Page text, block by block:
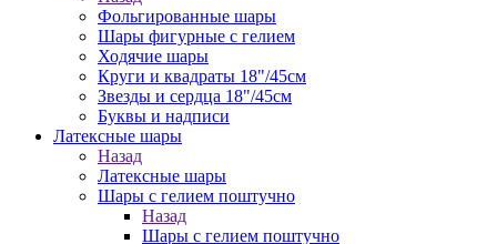
Фольгированные шары
Шары фигурные с гелием
Ходячие шары
Круги и квадраты 18"/45см
Звезды и сердца 18"/45см
Буквы и надписи
Латексные шары
Назад
Латексные шары
Шары с гелием поштучно
Назад
Шары с гелием поштучно